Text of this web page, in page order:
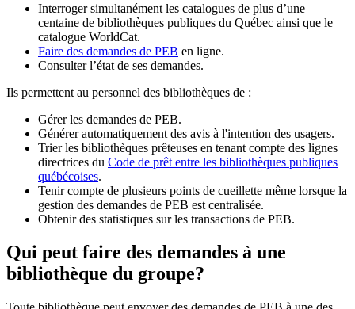
Interroger simultanément les catalogues de plus d’une
centaine de bibliothèques publiques du Québec ainsi que le
catalogue WorldCat.
Faire des demandes de PEB en ligne.
Consulter l’état de ses demandes.
Ils permettent au personnel des bibliothèques de :
Gérer les demandes de PEB.
Générer automatiquement des avis à l'intention des usagers.
Trier les bibliothèques prêteuses en tenant compte des lignes
directrices du Code de prêt entre les bibliothèques publiques
québécoises.
Tenir compte de plusieurs points de cueillette même lorsque la
gestion des demandes de PEB est centralisée.
Obtenir des statistiques sur les transactions de PEB.
Qui peut faire des demandes à une
bibliothèque du groupe?